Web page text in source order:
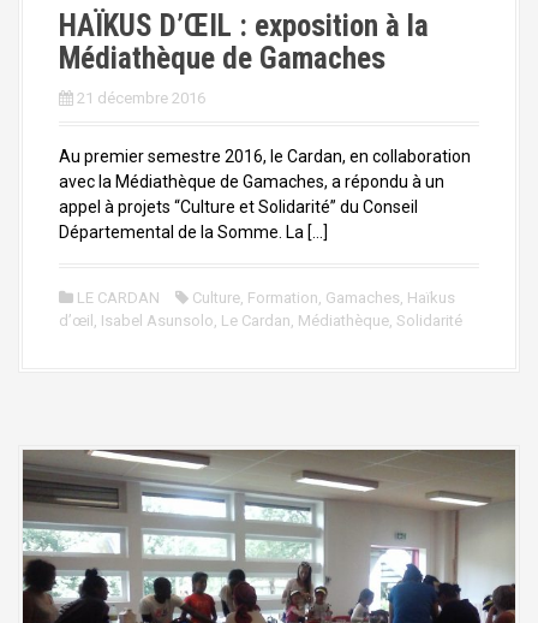
HAÏKUS D’ŒIL : exposition à la
Médiathèque de Gamaches
21 décembre 2016
Au premier semestre 2016, le Cardan, en collaboration
avec la Médiathèque de Gamaches, a répondu à un
appel à projets “Culture et Solidarité” du Conseil
Départemental de la Somme. La […]
LE CARDAN Culture Formation Gamaches Haïkus
d’œil
Isabel Asunsolo Le Cardan Médiathèque Solidarité